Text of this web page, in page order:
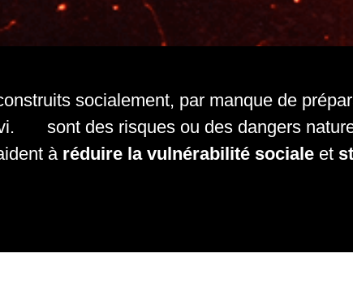
socialement, par manque de
sont des risques ou des dangers
à réduire la vulnérabilité sociale et